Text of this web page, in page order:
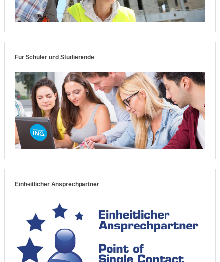
Für Schüler und Studierende
Einheitlicher Ansprechpartner